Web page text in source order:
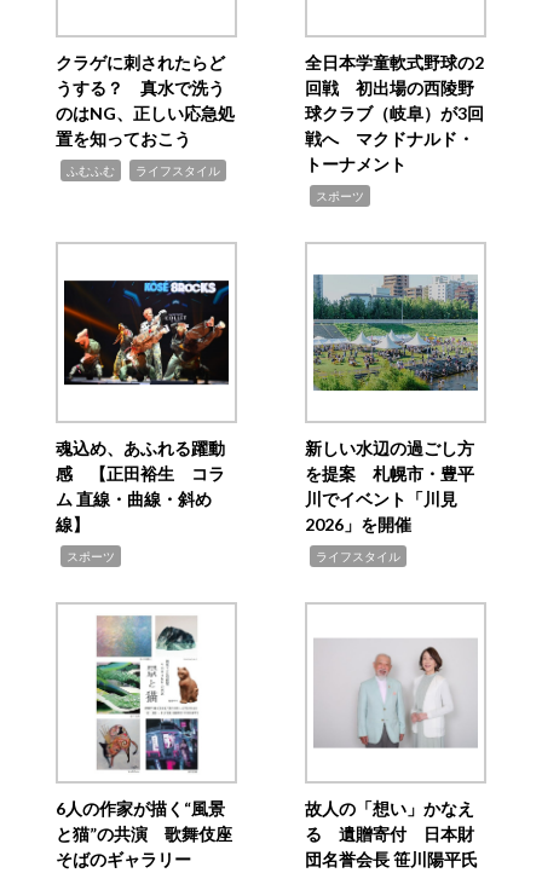
クラゲに刺されたらど
うする？ 真水で洗う
のはNG、正しい応急処
置を知っておこう
ふむふむ ライフスタイル
全日本学童軟式野球の2
回戦 初出場の西陵野
球クラブ（岐阜）が3回
戦へ マクドナルド・
トーナメント
スポーツ
魂込め、あふれる躍動
感 【正田裕生 コラ
ム 直線・曲線・斜め
線】
スポーツ
新しい水辺の過ごし方
を提案 札幌市・豊平
川でイベント「川見
2026」を開催
ライフスタイル
6人の作家が描く“風景
と猫”の共演 歌舞伎座
そばのギャラリー
故人の「想い」かなえ
る 遺贈寄付 日本財
団名誉会長 笹川陽平氏